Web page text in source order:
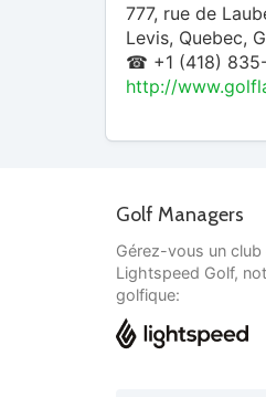
777, rue de
Levis, Quebec,
☎ +1 (418)
http://
Golf Managers
Gérez-vous un
Lightspeed Golf,
golfique: